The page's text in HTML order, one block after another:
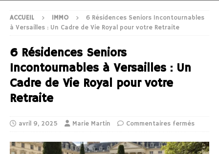
ACCUEIL IMMO
6 Résidences Seniors Incontournables
à Versailles : Un Cadre de Vie Royal pour votre Retraite
6 Résidences Seniors
Incontournables à Versailles : Un
Cadre de Vie Royal pour votre
Retraite
avril 9, 2025 Marie Martin Commentaires fermés